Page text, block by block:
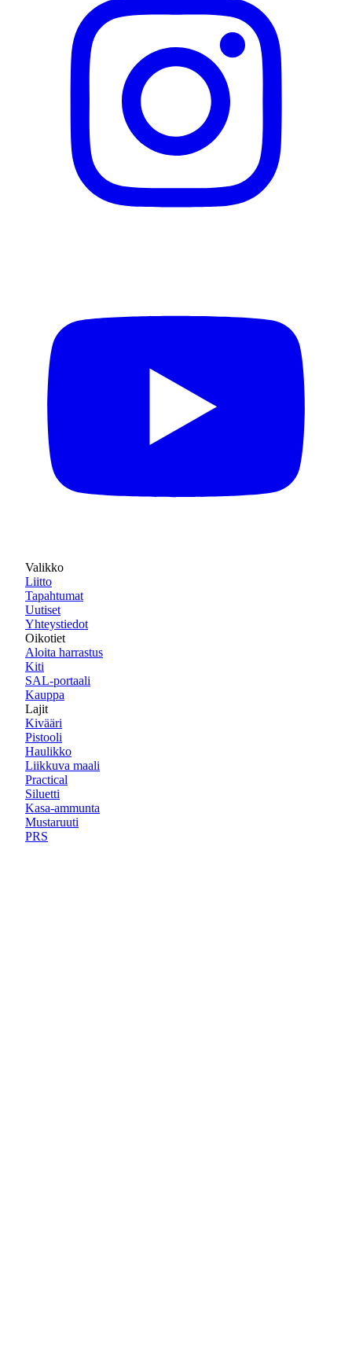
Valikko
Liitto
Tapahtumat
Uutiset
Yhteystiedot
Oikotiet
Aloita harrastus
Kiti
SAL-portaali
Kauppa
Lajit
Kivääri
Pistooli
Haulikko
Liikkuva maali
Practical
Siluetti
Kasa-ammunta
Mustaruuti
PRS